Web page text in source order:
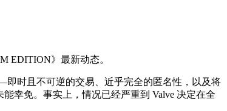
EDITION》最新动态。
时且不可逆的交易、近乎完全的匿名性，以及将
幸免。事实上，情况已经严重到 Valve 决定在全